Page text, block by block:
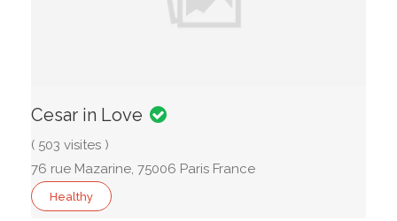
Cesar in Love
( 503 visites )
76 rue Mazarine, 75006 Paris France
Healthy